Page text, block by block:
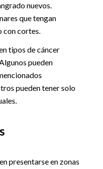
nuevos.
que tengan
con cortes.
tipos de cáncer
pueden
pueden tener solo
presentarse en zonas